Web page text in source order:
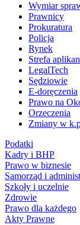
Wymiar
Prawnicy
Prokuratura
Policja
Rynek
Strefa
LegalTech
Sędziowie
E-doręczenia
Prawo na
Orzeczenia
Zmiany w
Podatki
Kadry i BHP
Prawo w biznesie
Samorząd i
Szkoły i uczelnie
Zdrowie
Prawo dla każdego
Akty Prawne